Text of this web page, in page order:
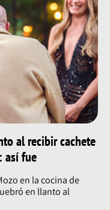
al recibir cachete
así fue
en la cocina de
en llanto al